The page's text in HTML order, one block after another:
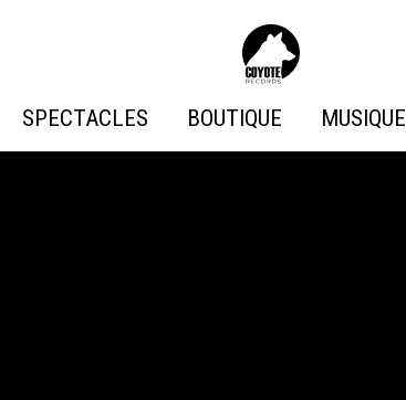
Records
SPECTACLES BOUTIQUE MUSIQUE